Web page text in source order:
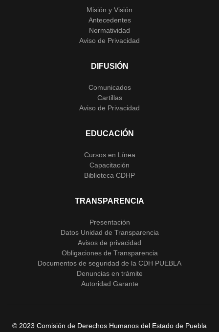
Misión y Visión
Antecedentes
Normatividad
Aviso de Privacidad
DIFUSIÓN
Comunicados
Cartillas
Aviso de Privacidad
EDUCACIÓN
Cursos en Línea
Capacitación
Biblioteca CDHP
TRANSPARENCIA
Presentación
Datos Unidad de Transparencia
Avisos de privacidad
Obligaciones de Transparencia
Documentos de seguridad de la CDH PUEBLA
Denuncias en trámite
Autoridad Garante
© 2023 Comisión de Derechos Humanos del Estado de Puebla